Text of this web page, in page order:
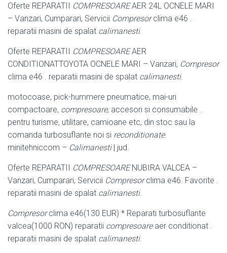
Oferte REPARATII COMPRESOAREAER 24L OCNELE MARI
– Vanzari, Cumparari, Servicii Compresorclima e46 .
reparatii masini de spalat calimanesti.
Oferte REPARATII COMPRESOAREAER
CONDITIONATTOYOTA OCNELE MARI – Vanzari, Compresor
clima e46 . reparatii masini de spalat calimanesti.
motocoase, pick-hummere pneumatice, mai-uri
compactoare, compresoare, accesori si consumabile ..
pentru turisme, utilitare, camioane etc, din stoc sau la
comanda turbosuflante noi si reconditionate.
minitehniccom – Calimanesti| jud.
Oferte REPARATII COMPRESOARENUBIRA VALCEA –
Vanzari, Cumparari, Servicii Compresorclima e46. Favorite .
reparatii masini de spalat calimanesti.
Compresorclima e46(130 EUR) * Reparati turbosuflante
valcea(1000 RON) reparatii compresoareaer conditionat .
reparatii masini de spalat calimanesti.